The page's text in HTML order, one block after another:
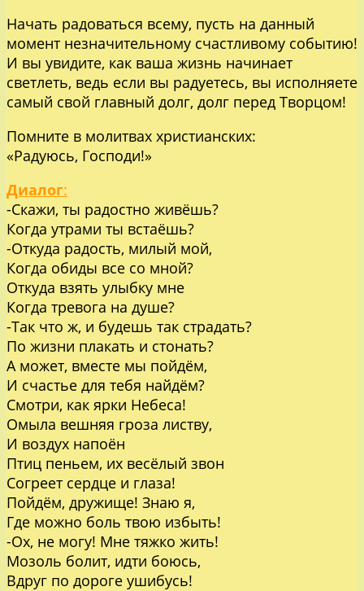
Начать радоваться всему, пусть на данный
момент незначительному счастливому событию!
И вы увидите, как ваша жизнь начинает
светлеть, ведь если вы радуетесь, вы исполняете
самый свой главный долг, долг перед Творцом!
Помните в молитвах христианских:
«Радуюсь, Господи!»
Диалог:
-Скажи, ты радостно живёшь?
Когда утрами ты встаёшь?
-Откуда радость, милый мой,
Когда обиды все со мной?
Откуда взять улыбку мне
Когда тревога на душе?
-Так что ж, и будешь так страдать?
По жизни плакать и стонать?
А может, вместе мы пойдём,
И счастье для тебя найдём?
Смотри, как ярки Небеса!
Омыла вешняя гроза листву,
И воздух напоён
Птиц пеньем, их весёлый звон
Согреет сердце и глаза!
Пойдём, дружище! Знаю я,
Где можно боль твою избыть!
-Ох, не могу! Мне тяжко жить!
Мозоль болит, идти боюсь,
Вдруг по дороге ушибусь!